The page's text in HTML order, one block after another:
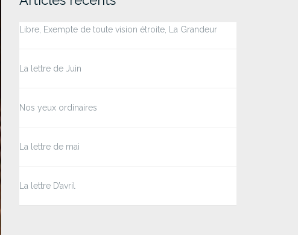
Libre, Exempte de toute vision étroite, La Grandeur
La lettre de Juin
Nos yeux ordinaires
La lettre de mai
La lettre D’avril